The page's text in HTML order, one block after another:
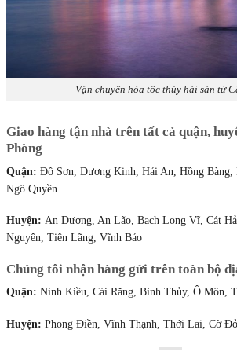
Vận chuyển hỏa tốc thủy hải sản từ
Giao hàng tận nhà trên tất cả quận,
Phòng
Quận: Đồ Sơn, Dương Kinh, Hải An, Hồng Bàng,
Ngô Quyền
Huyện: An Dương, An Lão, Bạch Long Vĩ, Cát
Nguyên, Tiên Lãng, Vĩnh Bảo
Chúng tôi nhận hàng gửi trên toàn bộ
Quận: Ninh Kiều, Cái Răng, Bình Thủy, Ô Môn,
Huyện: Phong Điền, Vĩnh Thạnh, Thới Lai, Cờ Đỏ